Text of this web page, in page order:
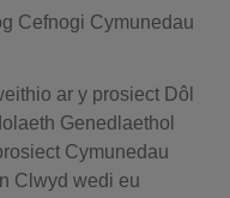
Cefnogi Cymunedau
ar y prosiect Dôl
Genedlaethol
Cymunedau
Clwyd wedi eu